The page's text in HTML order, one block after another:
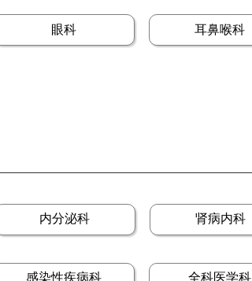
眼科 耳鼻喉科
内分泌科 肾病内科
感染性疾病科 全科医学科